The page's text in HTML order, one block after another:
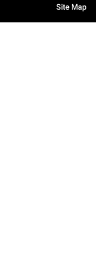
Site Map